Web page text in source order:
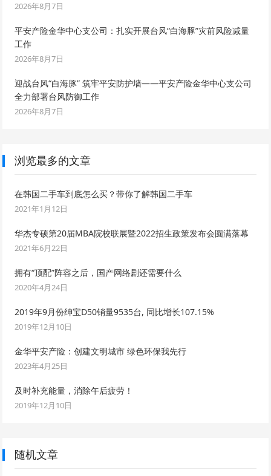
2026年8月7日
平安产险金华中心支公司：扎实开展台风“白海豚”灾前风险减量
工作
2026年8月7日
迎战台风“白海豚” 筑牢平安防护墙——平安产险金华中心支公司
全力部署台风防御工作
2026年8月7日
浏览最多的文章
在韩国二手车到底怎么买？带你了解韩国二手车
2021年1月12日
华杰专硕第20届MBA院校联展暨2022招生政策发布会圆满落幕
2021年6月22日
拥有“顶配”阵容之后，国产网络剧还需要什么
2020年4月24日
2019年9月份绅宝D50销量9535台, 同比增长107.15%
2019年12月10日
金华平安产险：创建文明城市 绿色环保我先行
2023年4月25日
及时补充能量，消除午后疲劳！
2019年12月10日
随机文章